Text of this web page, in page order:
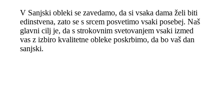
V Sanjski obleki se zavedamo, da si vsaka dama želi biti
edinstvena, zato se s srcem posvetimo vsaki posebej. Naš
glavni cilj je, da s strokovnim svetovanjem vsaki izmed
vas z izbiro kvalitetne obleke poskrbimo, da bo vaš dan
sanjski.